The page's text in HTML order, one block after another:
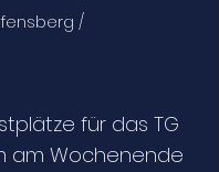
/
für das TG
am Wochenende